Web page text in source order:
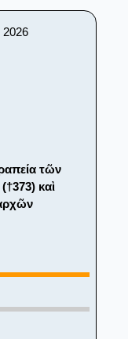
2026
τῶν
καὶ